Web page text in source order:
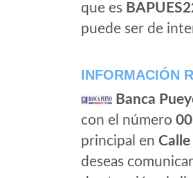
que es
puede ser de
INFORMACIÓN
Banca
con el número
principal en
deseas